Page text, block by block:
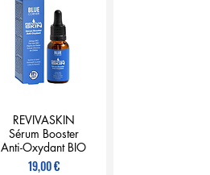
REVIVASKIN
Sérum Booster
Anti-Oxydant BIO
Prix
19,00 €